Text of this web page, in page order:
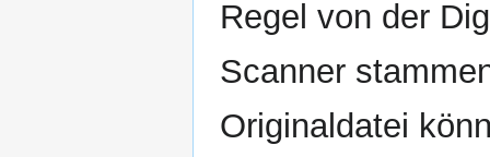
Regel von der
Scanner
Originaldatei